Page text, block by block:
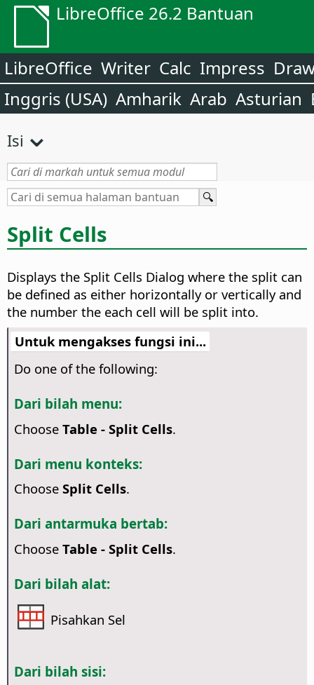
LibreOffice 26.2 Bantuan
LibreOffice Writer Calc Impress
Inggris (USA) Amharik Arab Asturian
Isi
Split Cells
Displays the Split Cells Dialog where the split can
be defined as either horizontally or vertically and
the number the each cell will be split into.
Untuk mengakses fungsi ini...
Do one of the following:
Dari bilah menu:
Choose Table - Split Cells.
Dari menu konteks:
Choose Split Cells.
Dari antarmuka bertab:
Choose Table - Split Cells.
Dari bilah alat:
Pisahkan Sel
Dari bilah sisi: